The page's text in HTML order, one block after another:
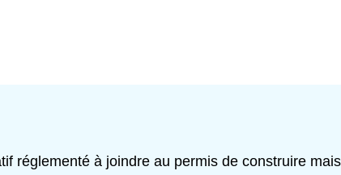
réglementé à joindre au permis de construire